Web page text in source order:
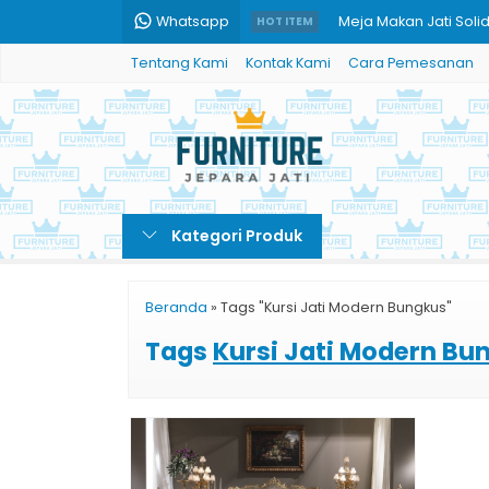
Whatsapp HOT ITEM Meja Makan Jati
Set Meja makan
Model Sofa Tamu
Meja Makan Jati
Almari Pakaian
Meja Konsole Ukiran
Tentang Kami Kontak Kami Cara Pemesanan
Kategori Produk
Beranda » Tags "Kursi Jati Modern Bungkus"
Tags Kursi Jati Modern